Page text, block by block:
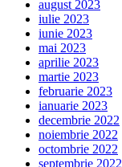
august 2023
iulie 2023
iunie 2023
mai 2023
aprilie 2023
martie 2023
februarie 2023
ianuarie 2023
decembrie 2022
noiembrie 2022
octombrie 2022
septembrie 2022